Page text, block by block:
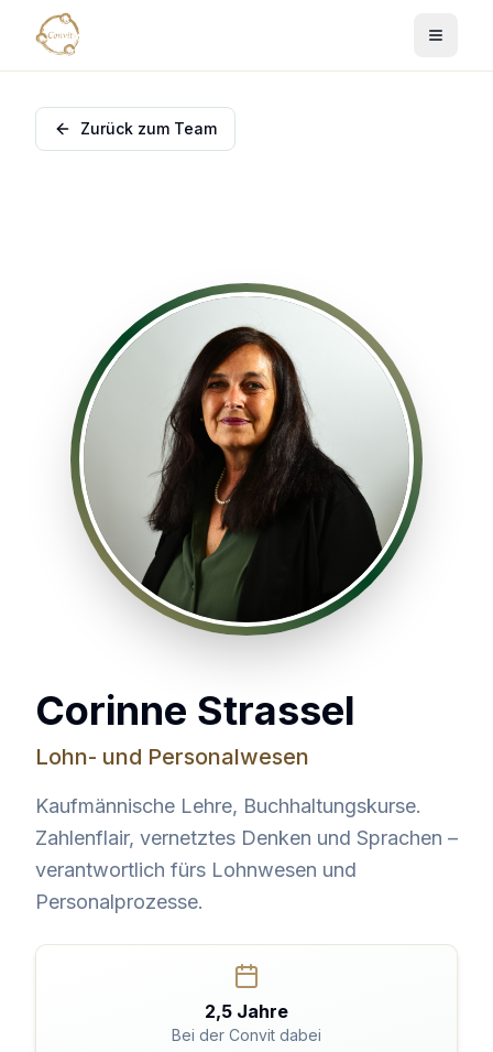
Zurück zum Team
Corinne Strassel
Lohn- und Personalwesen
Kaufmännische Lehre, Buchhaltungskurse.
Zahlenflair, vernetztes Denken und Sprachen –
verantwortlich fürs Lohnwesen und
Personalprozesse.
2,5 Jahre
Bei der Convit dabei